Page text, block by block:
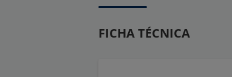
FICHA TÉCNICA